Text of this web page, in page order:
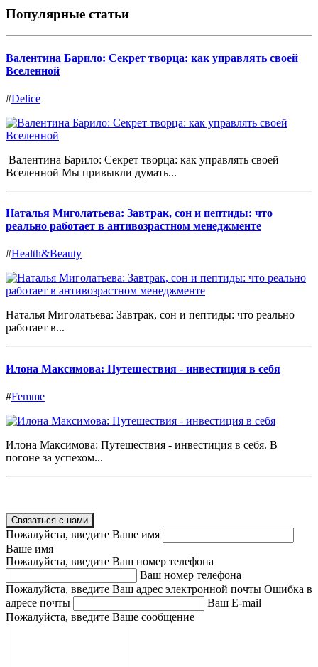
Популярные статьи
Валентина Барило: Секрет творца: как управлять своей
Вселенной
#Delice
Валентина Барило: Секрет творца: как управлять своей
Вселенной Мы привыкли думать...
Наталья Миголатьева: Завтрак, сон и пептиды: что
реально работает в антивозрастном менеджменте
#Health&Beauty
Наталья Миголатьева: Завтрак, сон и пептиды: что реально
работает в...
Илона Максимова: Путешествия - инвестиция в себя
#Femme
Илона Максимова: Путешествия - инвестиция в себя. В
погоне за успехом...
Связаться с нами
Пожалуйста, введите Ваше имя
Ваше имя
Пожалуйста, введите Ваш номер телефона
Ваш номер телефона
Пожалуйста, введите Ваш адрес электронной почты Ошибка в
адресе почты
Ваш E-mail
Пожалуйста, введите Ваше сообщение